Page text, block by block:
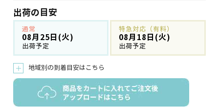
出荷の目安
通常
08月25日(火)
出荷予定
特急対応（有料）
08月18日(火)
出荷予定
＋ 地域別の到着目安はこちら